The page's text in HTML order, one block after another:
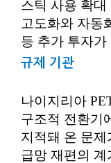
스틱 사용 확대
고도화와 자동
등 추가 투자
규제 기관
나이지리아
구조적 전환기
지적돼 온 문
급망 재편의 계